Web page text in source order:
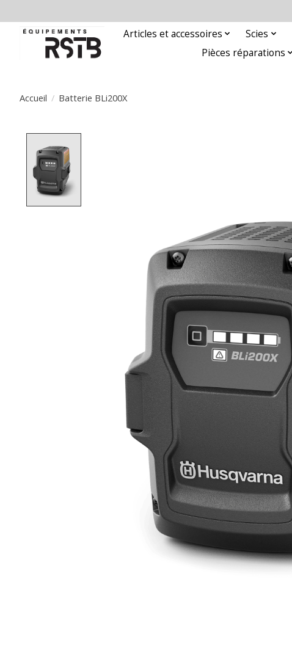
Articles et accessoires Scies
Pièces réparations
Accueil / Batterie BLi200X